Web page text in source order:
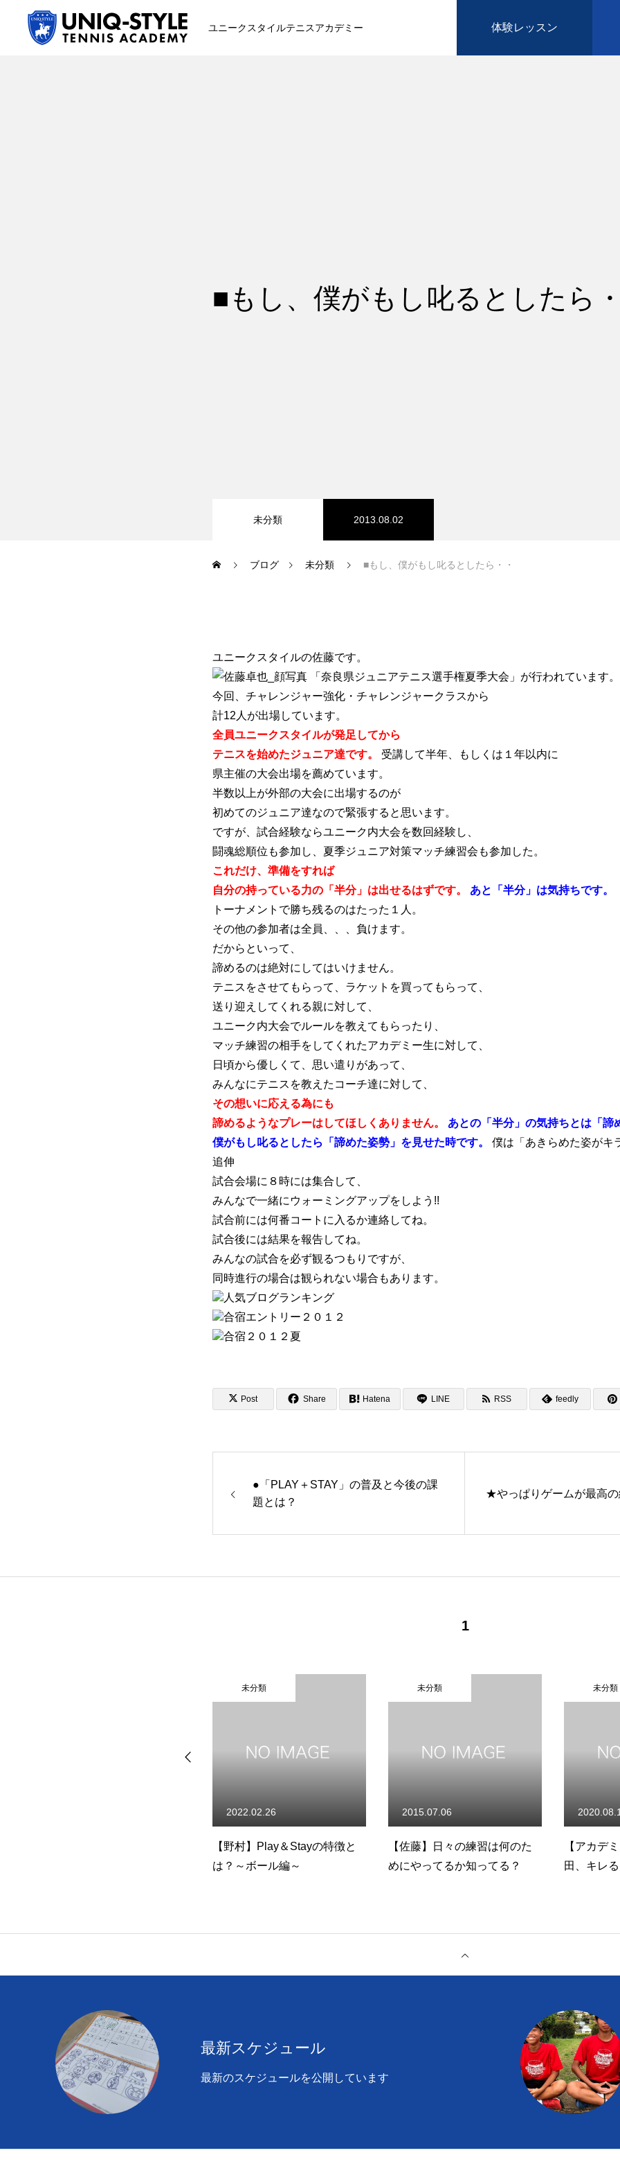
ユニークスタイルテニスアカデミー 体験レッスン
システム・クラス・料金 ブログ
■もし、僕がもし叱るとしたら・
未分類 2013.08.02
ブログ 未分類 ■もし、僕がもし叱るとしたら・・
ユニークスタイルの佐藤です。
「奈良県ジュニアテニス選手権夏季大会」が行われています。
今回、チャレンジャー強化・チャレンジャークラスから
計12人が出場しています。
全員ユニークスタイルが発足してから
テニスを始めたジュニア達です。
受講して半年、もしくは１年以内に
県主催の大会出場を薦めています。
半数以上が外部の大会に出場するのが
初めてのジュニア達なので緊張すると思います。
ですが、試合経験ならユニーク内大会を数回経験し、
闘魂総順位も参加し、夏季ジュニア対策マッチ練習会も参加した。
これだけ、準備をすれば
自分の持っている力の「半分」は出せるはずです。
あと「半分」は気持ちです。
トーナメントで勝ち残るのはたった１人。
その他の参加者は全員、、、負けます。
だからといって、
諦めるのは絶対にしてはいけません。
テニスをさせてもらって、ラケットを買ってもらって、
送り迎えしてくれる親に対して、
ユニーク内大会でルールを教えてもらったり、
マッチ練習の相手をしてくれたアカデミー生に対して、
日頃から優しくて、思い遣りがあって、
みんなにテニスを教えたコーチ達に対して、
その想いに応える為にも
諦めるようなプレーはしてほしくありません。
あとの「半分」の気持ちとは「諦
僕がもし叱るとしたら「諦めた姿勢」を見せた時です。
僕は「あきらめた姿がキ
追伸
試合会場に８時には集合して、
みんなで一緒にウォーミングアップをしよう!!
試合前には何番コートに入るか連絡してね。
試合後には結果を報告してね。
みんなの試合を必ず観るつもりですが、
同時進行の場合は観られない場合もあります。
Post Share Hatena LINE RSS feedly
●「PLAY＋STAY」の普及と今後の課
題とは？
★やっぱりゲームが最高の
1
未分類
【野村】Play＆Stayの特徴と
は？～ボール編～
2022.02.26
未分類
【佐藤】日々の練習は何のた
めにやってるか知ってる？
2015.07.06
未分類
【アカデ
田、キレる
最新スケジュール
最新のスケジュールを公開しています